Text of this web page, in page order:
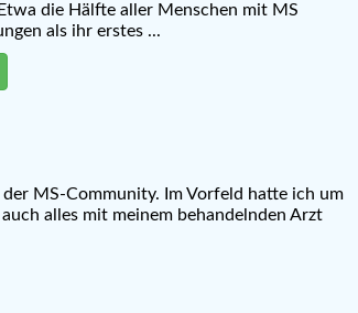
die Hälfte aller Menschen mit MS
als ihr erstes ...
MS-Community. Im Vorfeld hatte ich um
alles mit meinem behandelnden Arzt